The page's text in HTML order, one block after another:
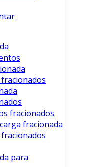
fracionados
fracionada
para